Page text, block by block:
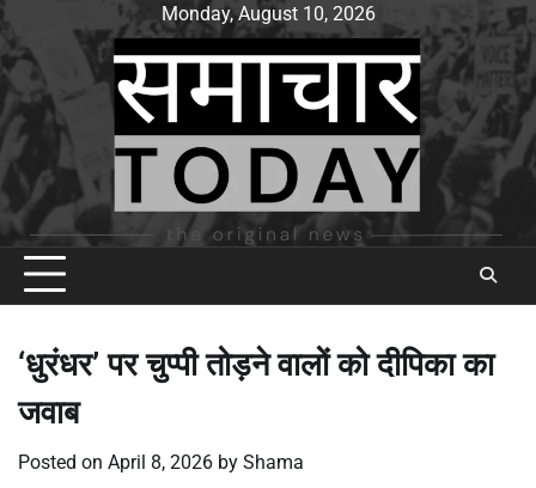
Skip
to
content
Monday, August 10, 2026
‘धुरंधर’ पर चुप्पी तोड़ने वालों को दीपिका का
जवाब
Posted on April 8, 2026 by Shama